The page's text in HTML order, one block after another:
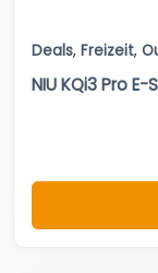
Deals, Freizeit,
NIU KQi3 Pro